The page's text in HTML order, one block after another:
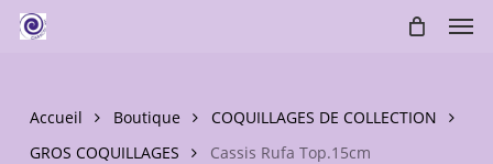
main
Accueil Boutique
COQUILLAGES DE COLLECTION
GROS COQUILLAGES
Cassis Rufa Top.15cm